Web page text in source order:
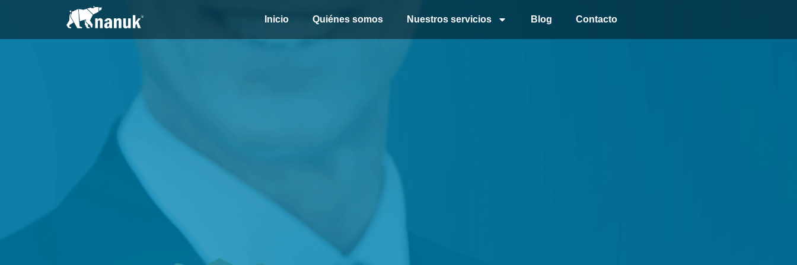
Inicio Quiénes somos Nuestros servicios Blog Contacto